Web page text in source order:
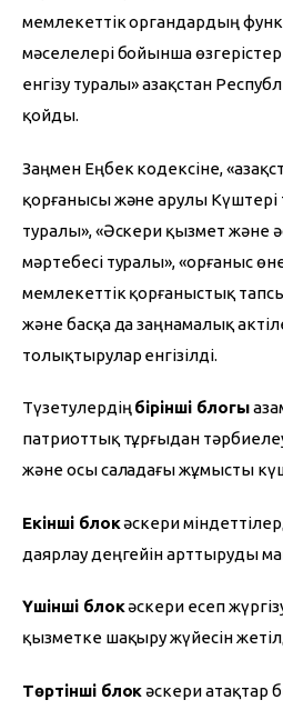
мемлекеттік органдардың
мәселелері бойынша
енгізу туралы» Қазақстан
қойды.
Заңмен Еңбек кодексіне,
қорғанысы және Қарулы Күштері
туралы», «Әскери қызмет және
мәртебесі туралы», «Қорғаныс
мемлекеттік қорғаныстық
және басқа да заңнамалық
толықтырулар енгізілді.
Түзетулердің бірінші блогы
патриоттық тұрғыдан
және осы саладағы жұмысты
Екінші блок әскери
даярлау деңгейін арттыруды
Үшінші блок әскери есеп
қызметке шақыру жүйесін
Төртінші блок әскери атақтар